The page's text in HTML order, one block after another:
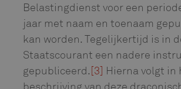
Belastingdienst voor een
jaar met naam en toenaam
kan worden. Tegelijkertijd is in
Staatscourant een nadere
gepubliceerd.[3] Hierna volgt in
beschrijving van deze